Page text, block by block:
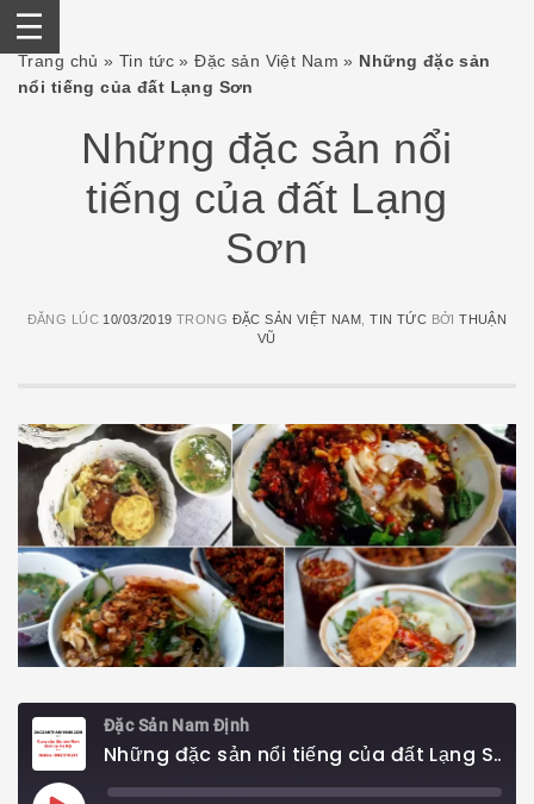
SkipTrang chủ »Tin tức »Đặc sản Việt Nam » Những đặc sản
nổi tiếng của đất Lạng Sơn
Những đặc sản nổi
tiếng của đất Lạng
Sơn
ĐĂNG LÚC 10/03/2019 TRONG ĐẶC SẢN VIỆT NAM ,TIN TỨC BỞITHUẬN
VŨ
Đặc Sản Nam Định
Những đặc sản nổi tiếng của đất Lạng Sơn